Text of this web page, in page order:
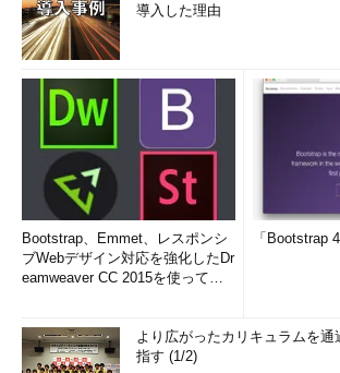
導入した理由
Bootstrap、Emmet、レスポンシ
ブWebデザイン対応を強化したDr
eamweaver CC 2015を使って
「Bootstrap
より広がったカリキュラムを通
指す (1/2)